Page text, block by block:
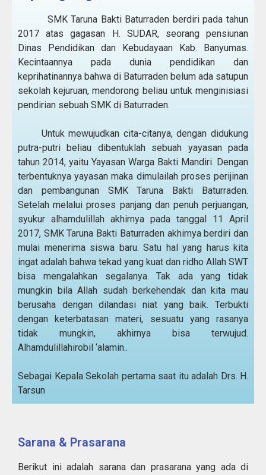
SMK Taruna Bakti Baturraden berdiri pada tahun
2017 atas gagasan H. SUDAR, seorang pensiunan
Dinas Pendidikan dan Kebudayaan Kab. Banyumas.
Kecintaannya pada dunia pendidikan dan
keprihatinannya bahwa di Baturraden belum ada satupun
sekolah kejuruan, mendorong beliau untuk menginisiasi
pendirian sebuah SMK di Baturraden.
Untuk mewujudkan cita-citanya, dengan didukung
putra-putri beliau dibentuklah sebuah yayasan pada
tahun 2014, yaitu Yayasan Warga Bakti Mandiri. Dengan
terbentuknya yayasan maka dimulailah proses perijinan
dan pembangunan SMK Taruna Bakti Baturraden.
Setelah melalui proses panjang dan penuh perjuangan,
syukur alhamdulillah akhirnya pada tanggal 11 April
2017, SMK Taruna Bakti Baturraden akhirnya berdiri dan
mulai menerima siswa baru. Satu hal yang harus kita
ingat adalah bahwa tekad yang kuat dan ridho Allah SWT
bisa mengalahkan segalanya. Tak ada yang tidak
mungkin bila Allah sudah berkehendak dan kita mau
berusaha dengan dilandasi niat yang baik. Terbukti
dengan keterbatasan materi, sesuatu yang rasanya
tidak mungkin, akhirnya bisa terwujud.
Alhamdulillahirobil ‘alamin..
Sebagai Kepala Sekolah pertama saat itu adalah Drs. H.
Tarsun
Sarana & Prasarana
Berikut ini adalah sarana dan prasarana yang ada di